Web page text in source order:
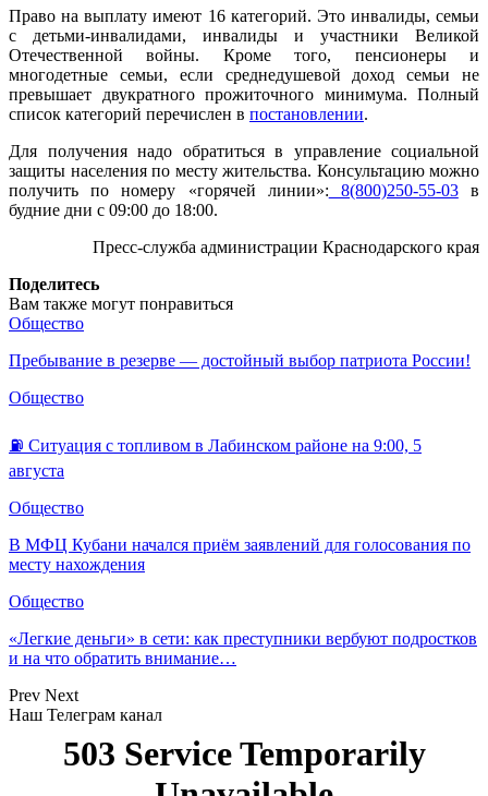
Право на выплату имеют 16 категорий. Это инвалиды, семьи
с детьми-инвалидами, инвалиды и участники Великой
Отечественной войны. Кроме того, пенсионеры и
многодетные семьи, если среднедушевой доход семьи не
превышает двукратного прожиточного минимума. Полный
список категорий перечислен в постановлении.
Для получения надо обратиться в управление социальной
защиты населения по месту жительства. Консультацию можно
получить по номеру «горячей линии»: 8(800)250-55-03в
будние дни с 09:00 до 18:00.
Пресс-служба администрации Краснодарского края
Поделитесь
Вам также могут понравиться
Общество
Пребывание в резерве — достойный выбор патриота России!
Общество
⛽️ Ситуация с топливом в Лабинском районе на 9:00, 5
августа
Общество
В МФЦ Кубани начался приём заявлений для голосования по
месту нахождения
Общество
«Легкие деньги» в сети: как преступники вербуют подростков
и на что обратить внимание…
Prev Next
Наш Телеграм канал